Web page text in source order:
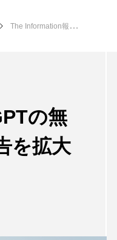
The Information報道: OpenAI、ChatGPTの無料および低コストユーザーすべてに広告を拡大へ
の無
を拡大